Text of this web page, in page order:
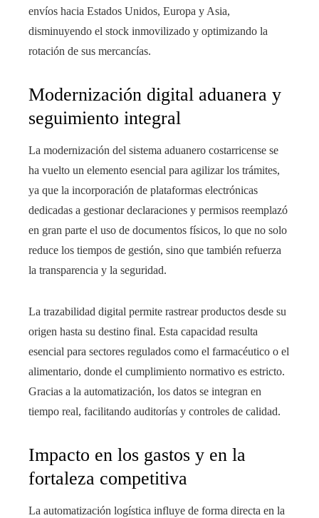
envíos hacia Estados Unidos, Europa y Asia,
disminuyendo el stock inmovilizado y optimizando la
rotación de sus mercancías.
Modernización digital aduanera y
seguimiento integral
La modernización del sistema aduanero costarricense se
ha vuelto un elemento esencial para agilizar los trámites,
ya que la incorporación de plataformas electrónicas
dedicadas a gestionar declaraciones y permisos reemplazó
en gran parte el uso de documentos físicos, lo que no solo
reduce los tiempos de gestión, sino que también refuerza
la transparencia y la seguridad.
La trazabilidad digital permite rastrear productos desde su
origen hasta su destino final. Esta capacidad resulta
esencial para sectores regulados como el farmacéutico o el
alimentario, donde el cumplimiento normativo es estricto.
Gracias a la automatización, los datos se integran en
tiempo real, facilitando auditorías y controles de calidad.
Impacto en los gastos y en la
fortaleza competitiva
La automatización logística influye de forma directa en la